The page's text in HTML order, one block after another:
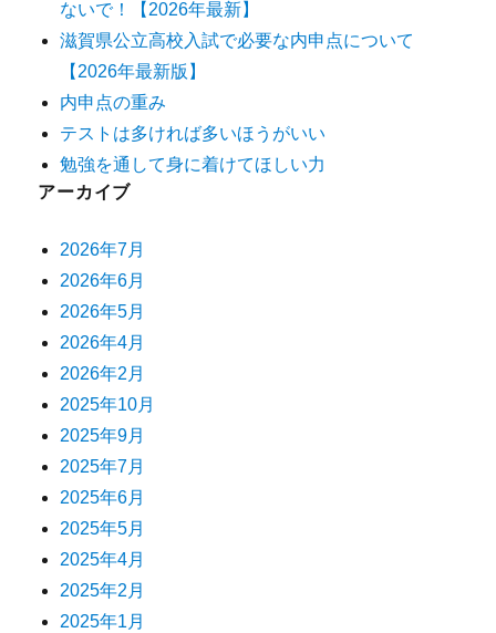
ないで！【2026年最新】
滋賀県公立高校入試で必要な内申点について
【2026年最新版】
内申点の重み
テストは多ければ多いほうがいい
勉強を通して身に着けてほしい力
アーカイブ
2026年7月
2026年6月
2026年5月
2026年4月
2026年2月
2025年10月
2025年9月
2025年7月
2025年6月
2025年5月
2025年4月
2025年2月
2025年1月